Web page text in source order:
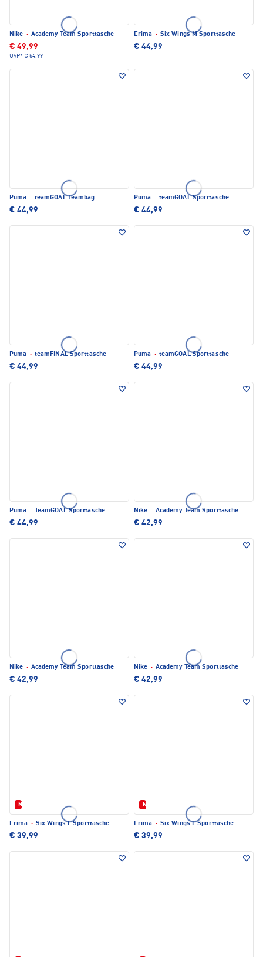
Nike · Academy Team Sporttasche
€ 49,99
UVP* € 54,99
Erima · Six Wings M Sporttasche
€ 44,99
Puma · teamGOAL Teambag
€ 44,99
Puma · teamGOAL Sporttasche
€ 44,99
Puma · teamFINAL Sporttasche
€ 44,99
Puma · teamGOAL Sporttasche
€ 44,99
Puma · TeamGOAL Sporttasche
€ 44,99
Nike · Academy Team Sporttasche
€ 42,99
Nike · Academy Team Sporttasche
€ 42,99
Nike · Academy Team Sporttasche
€ 42,99
Neu
Erima · Six Wings L Sporttasche
€ 39,99
Neu
Erima · Six Wings L Sporttasche
€ 39,99